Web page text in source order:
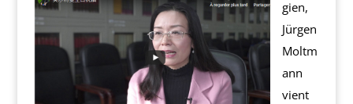
gien,
Jürgen
Moltm
ann
vient